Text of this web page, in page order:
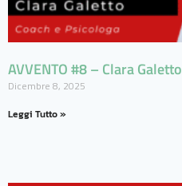
AVVENTO #8 – Clara Galetto
Dicembre 8, 2025
Leggi Tutto »